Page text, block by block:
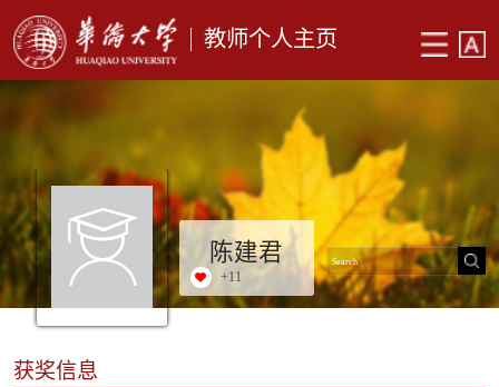
教师个人主页
陈建君
+11
获奖信息